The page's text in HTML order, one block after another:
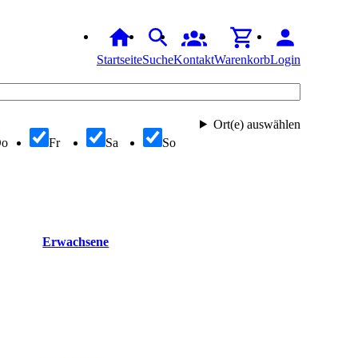
StartseiteSucheKontaktWarenkorbLogin
Fr Sa So
Ort(e) auswählen
Erwachsene